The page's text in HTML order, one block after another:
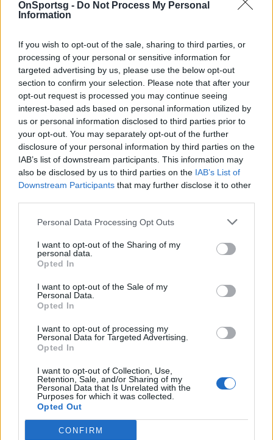
OnSportsg - Do Not Process My Personal
Information
If you wish to opt-out of the sale, sharing to third parties, or
processing of your personal or sensitive information for
targeted advertising by us, please use the below opt-out
section to confirm your selection. Please note that after your
opt-out request is processed you may continue seeing
interest-based ads based on personal information utilized by
us or personal information disclosed to third parties prior to
your opt-out. You may separately opt-out of the further
disclosure of your personal information by third parties on the
IAB’s list of downstream participants. This information may
also be disclosed by us to third parties on the IAB’s List of
Downstream Participants that may further disclose it to other
Personal Data Processing Opt Outs
I want to opt-out of the Sharing of my
personal data.
Opted In
I want to opt-out of the Sale of my
Personal Data.
Opted In
I want to opt-out of processing my
Personal Data for Targeted Advertising.
Opted In
I want to opt-out of Collection, Use,
Retention, Sale, and/or Sharing of my
Personal Data that Is Unrelated with the
Purposes for which it was collected.
Opted Out
CONFIRM
ΑΕΚ - Ολυμπιακός 1-1
Η βαθμολογία
ΑΕΚ 72
Ολυμπιακός 66
ΠΑΟΚ 64
Παναθηναϊκός 52
Παιχνίδι από παντού στη Novibet με το
ΑΕΚ - ΟΛΥΜΠΙΑΚΟΣ
COMMENTS
Συνδεθείτε για να σχολιάσετε